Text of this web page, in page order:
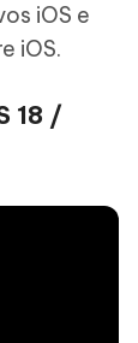
iOS e
iOS.
18 /